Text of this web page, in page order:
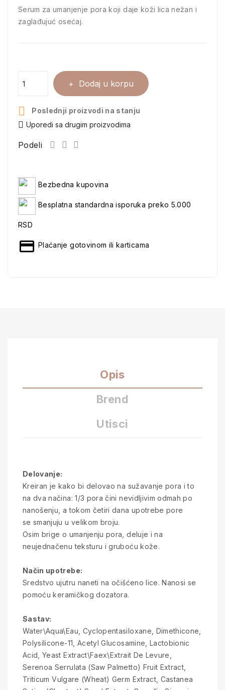
Serum za umanjenje pora koji daje koži lica nežan i
zaglađujuć osećaj.
Dodaj u korpu

Poslednji proizvodi na stanju
Uporedi sa drugim proizvodima
Podeli
Bezbedna kupovina
Besplatna standardna isporuka preko 5.000
RSD
Plaćanje gotovinom ili karticama
Opis
Brend
Utisci
Delovanje:
Kreiran je kako bi delovao na sužavanje pora i to
na dva načina: 1/3 pora čini nevidljivim odmah po
nanošenju, a tokom četiri dana upotrebe pore
se smanjuju u velikom broju.
Osim brige o umanjenju pora, deluje i na
neujednačenu teksturu i gruboću kože.
Način upotrebe:
Sredstvo ujutru naneti na očišćeno lice. Nanosi se
pomoću keramičkog dozatora.
Sastav:
Water\Aqua\Eau, Cyclopentasiloxane, Dimethicone,
Polysilicone-11, Acetyl Glucosamine, Lactobionic
Acid, Yeast Extract\Faex\Extrait De Levure,
Serenoa Serrulata (Saw Palmetto) Fruit Extract,
Triticum Vulgare (Wheat) Germ Extract, Castanea